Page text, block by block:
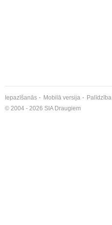
Iepazīšanās Mobilā versija Palīdzība
© 2004 - 2026 SIA Draugiem